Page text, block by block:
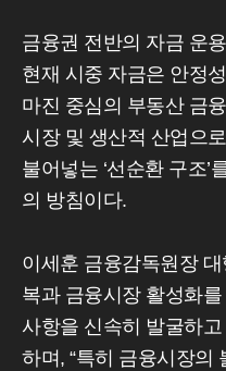
금융권 전반의 자금 운
현재 시중 자금은 안정
마진 중심의 부동산 금
시장 및 생산적 산업으
불어넣는 ‘선순환 구조’
의 방침이다.
이세훈 금융감독원장
복과 금융시장 활성화
사항을 신속히 발굴하
하며, “특히 금융시장의